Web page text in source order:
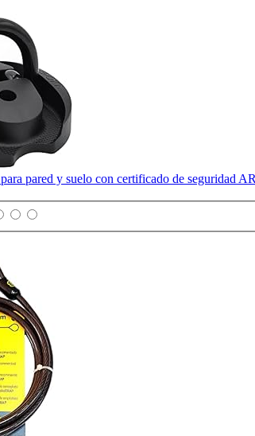
pared y suelo con certificado de seguridad